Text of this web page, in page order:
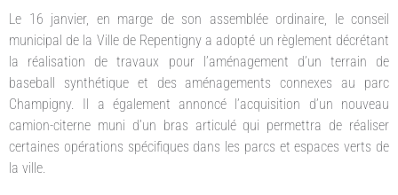
Le 16 janvier, en marge de son assemblée ordinaire, le conseil
municipal de la Ville de Repentigny a adopté un règlement décrétant
la réalisation de travaux pour l’aménagement d’un terrain de
baseball synthétique et des aménagements connexes au parc
Champigny. Il a également annoncé l’acquisition d’un nouveau
camion-citerne muni d’un bras articulé qui permettra de réaliser
certaines opérations spécifiques dans les parcs et espaces verts de
la ville.